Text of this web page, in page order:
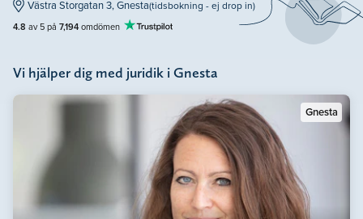
Västra Storgatan 3, Gnesta(tidsbokning - ej drop in)
4.8 av 5 på 7,194omdömen
Vi hjälper dig med juridik i Gnesta
Gnesta